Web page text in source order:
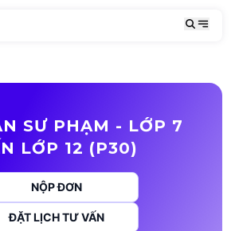
SƯ PHẠM - LỚP 7
LỚP 12 (P30)
NỘP ĐƠN
ĐẶT LỊCH TƯ VẤN